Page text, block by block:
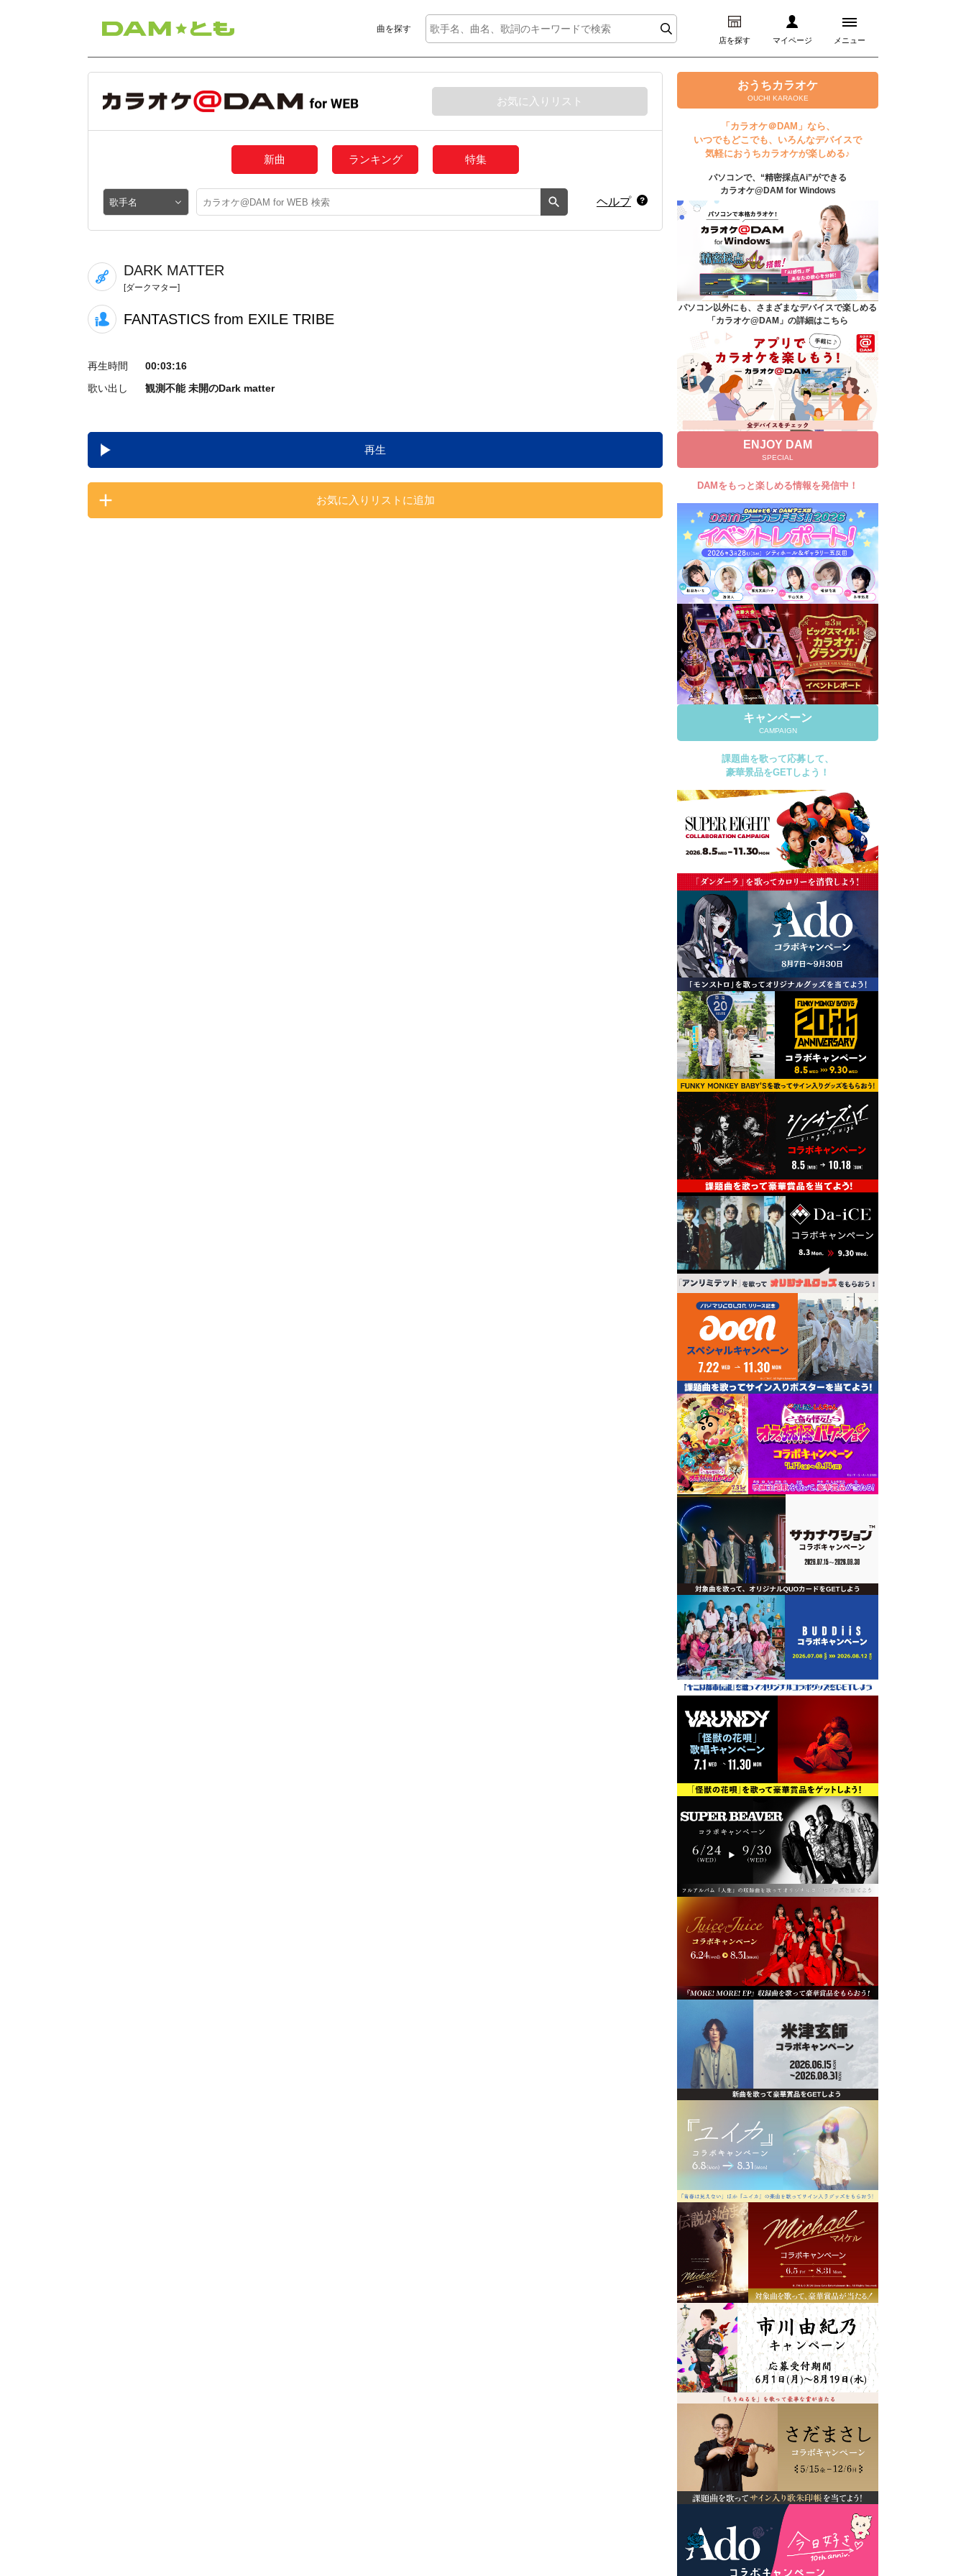
曲を探す
店を探す マイページ メニュー
ログイン
マイページ
プレミアムサービス
DAM★とも動画
DAM★とも録音
カラオケ＠DAM
ユーザー検索
キャンペーン
よくあるご質問
DAMの新曲・ランキングなど
カラオケ最新情報をチェック！
自宅でカラオケ歌い放題！
家族や友達と一緒に！練習にも！
お気に入りリスト
新曲 ランキング 特集
ヘルプ
DARK MATTER
[ダークマター]
FANTASTICS from EXILE TRIBE
再生時間
00:03:16
歌い出し
観測不能 未開のDark matter
再生
お気に入りリストに追加
おうちカラオケ
OUCHI KARAOKE
「カラオケ＠DAM」なら、
いつでもどこでも、いろんなデバイスで
気軽におうちカラオケが楽しめる♪
パソコンで、“精密採点Ai”ができる
カラオケ@DAM for Windows
パソコン以外にも、さまざまなデバイスで楽しめる
「カラオケ@DAM」の詳細はこちら
ENJOY DAM
SPECIAL
DAMをもっと楽しめる情報を発信中！
キャンペーン
CAMPAIGN
課題曲を歌って応募して、
豪華景品をGETしよう！